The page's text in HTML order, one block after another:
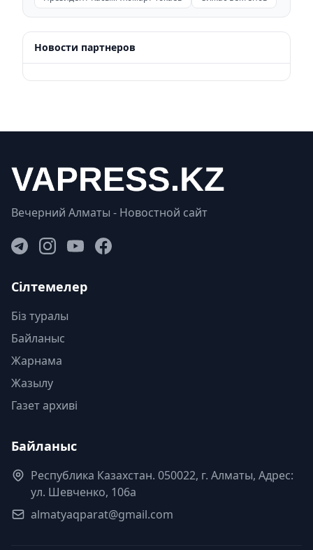
Новости партнеров
Вечерний Алматы - Новостной сайт
Сілтемелер
Біз туралы
Байланыс
Жарнама
Жазылу
Газет архиві
Байланыс
Республика Казахстан. 050022, г. Алматы, Адрес:
ул. Шевченко, 106а
almatyaqparat@gmail.com